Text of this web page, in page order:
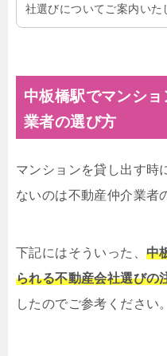
社選びについてご案内いた
中板橋駅でマンシ
業者の選び方
マンションを貸し出す時
ないのは不動産仲介業者
下記にはそういった、 中
られる不動産会社選びの
したのでご参考ください。